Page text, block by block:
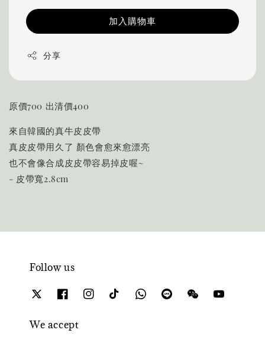
加入購物車
分享
原價700 出清價400
來自韓國的真牛皮皮帶
真皮皮帶用久了 顏色會愈來愈漂亮
也不會像合成皮皮帶容易掉皮喔~
- 皮帶寬2.8cm
Follow us
We accept